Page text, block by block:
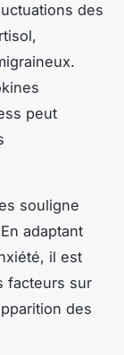
des
peut
souligne
adaptant
il est
facteurs sur
des